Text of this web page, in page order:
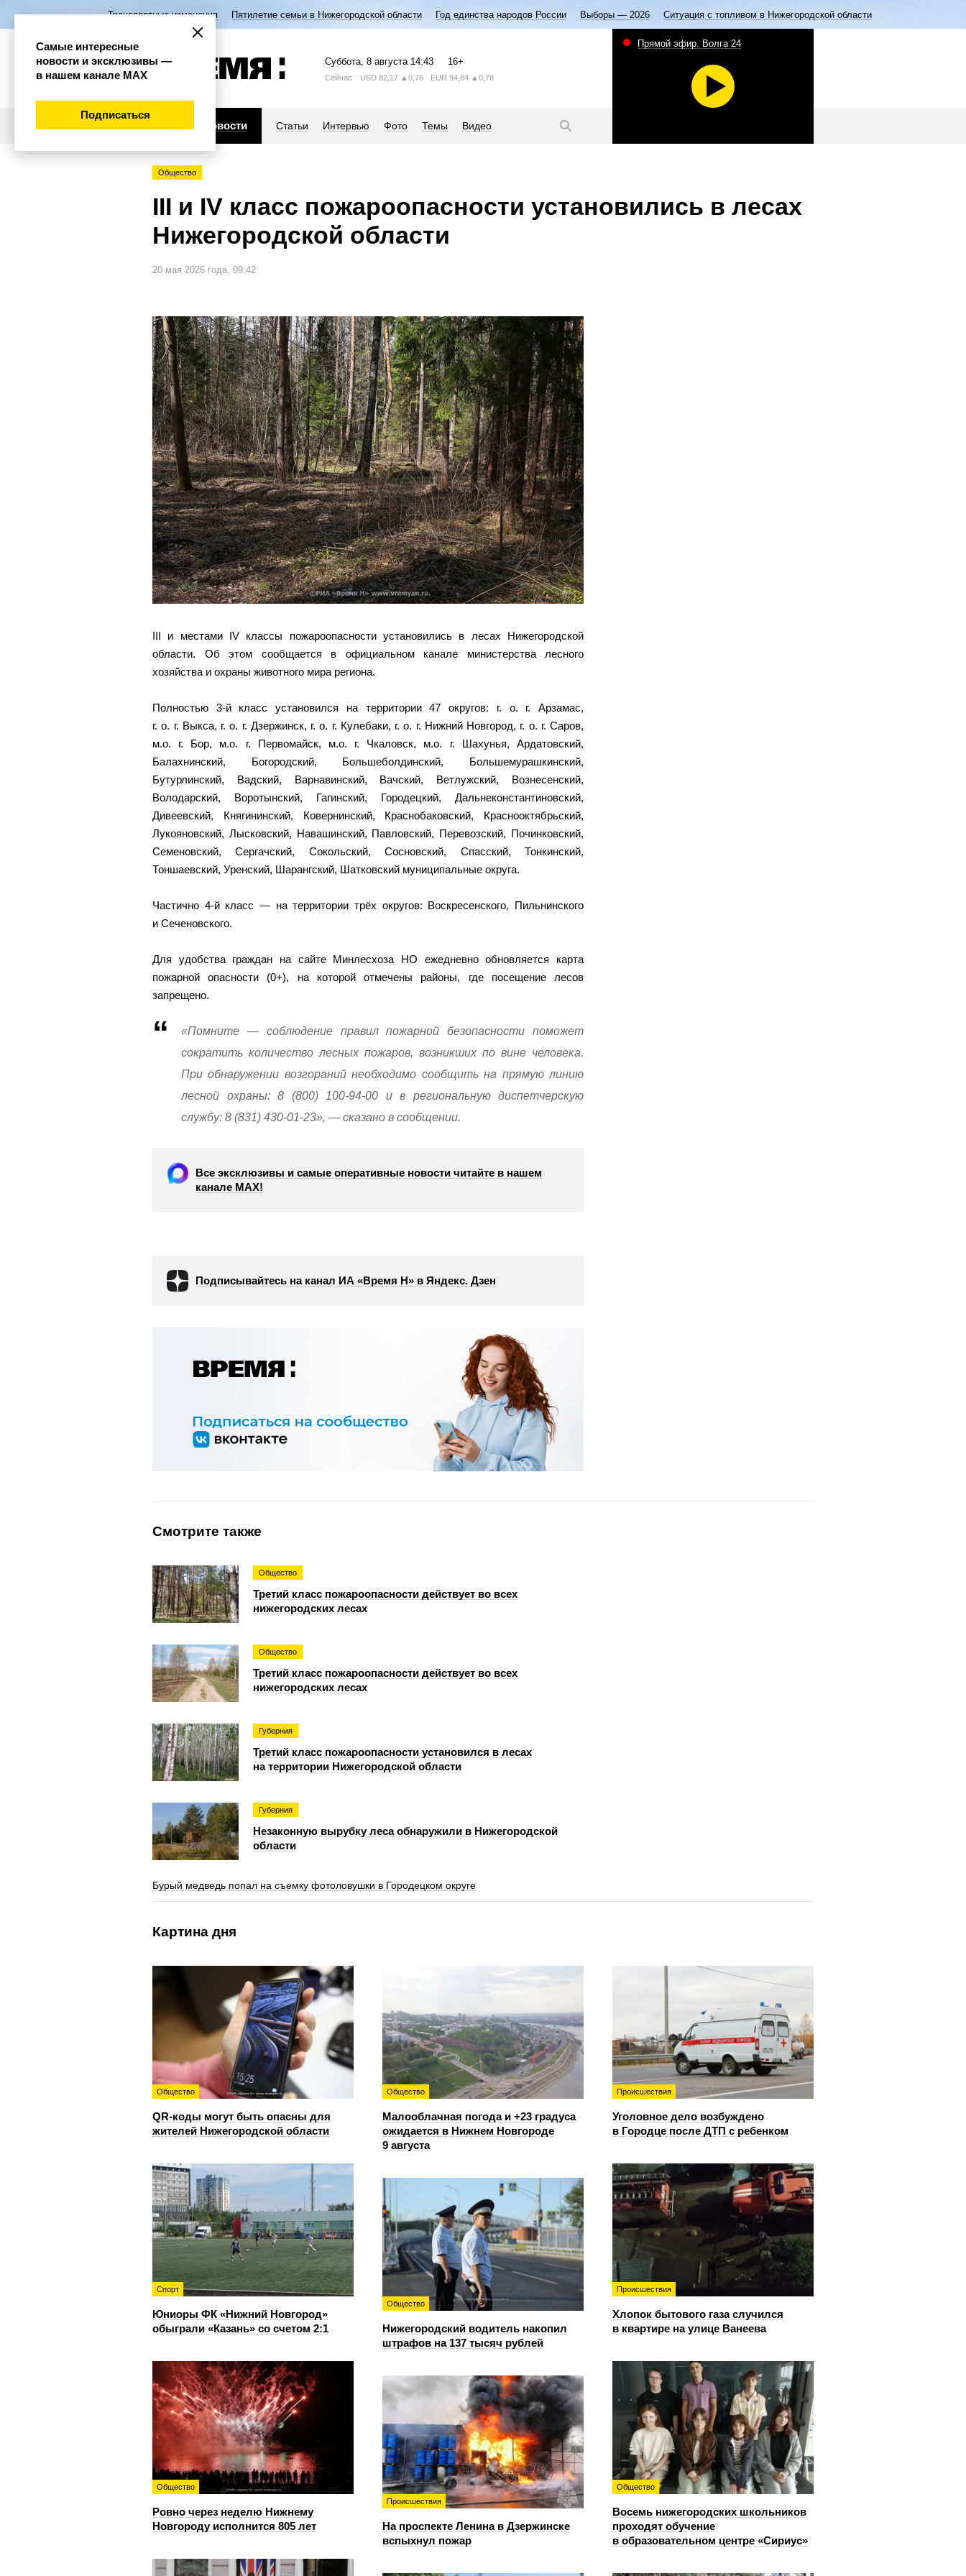
Транспортные изменения Пятилетие семьи в Нижегородской области Год единства народов России Выборы — 2026 Ситуация с топливом в Нижегородской области
Суббота, 8 августа 14:43 16+
Сейчас USD 82,17 ▲0,76 EUR 94,84 ▲0,78
Новости Статьи Интервью Фото Темы Видео
Прямой эфир. Волга 24
Общество
III и IV класс пожароопасности установились в лесах
Нижегородской области
20 мая 2026 года, 09:42
III и местами IV классы пожароопасности установились в лесах Нижегородской
области. Об этом сообщается в официальном канале министерства лесного
хозяйства и охраны животного мира региона.
Полностью 3-й класс установился на территории 47 округов: г. о. г. Арзамас,
г. о. г. Выкса, г. о. г. Дзержинск, г. о. г. Кулебаки, г. о. г. Нижний Новгород, г. о. г. Саров,
м.о. г. Бор, м.о. г. Первомайск, м.о. г. Чкаловск, м.о. г. Шахунья, Ардатовский,
Балахнинский, Богородский, Большеболдинский, Большемурашкинский,
Бутурлинский, Вадский, Варнавинский, Вачский, Ветлужский, Вознесенский,
Володарский, Воротынский, Гагинский, Городецкий, Дальнеконстантиновский,
Дивеевский, Княгининский, Ковернинский, Краснобаковский, Краснооктябрьский,
Лукояновский, Лысковский, Навашинский, Павловский, Перевозский, Починковский,
Семеновский, Сергачский, Сокольский, Сосновский, Спасский, Тонкинский,
Тоншаевский, Уренский, Шарангский, Шатковский муниципальные округа.
Частично 4-й класс — на территории трёх округов: Воскресенского, Пильнинского
и Сеченовского.
Для удобства граждан на сайте Минлесхоза НО ежедневно обновляется карта
пожарной опасности (0+), на которой отмечены районы, где посещение лесов
запрещено.
«Помните — соблюдение правил пожарной безопасности поможет
сократить количество лесных пожаров, возникших по вине человека.
При обнаружении возгораний необходимо сообщить на прямую линию
лесной охраны: 8 (800) 100-94-00 и в региональную диспетчерскую
службу: 8 (831) 430-01-23», — сказано в сообщении.
Все эксклюзивы и самые оперативные новости читайте в нашем
канале МАХ!
Подписывайтесь на канал ИА «Время Н» в Яндекс. Дзен
Смотрите также
Общество
Третий класс пожароопасности действует во всех
нижегородских лесах
Общество
Третий класс пожароопасности действует во всех
нижегородских лесах
Губерния
Третий класс пожароопасности установился в лесах
на территории Нижегородской области
Губерния
Незаконную вырубку леса обнаружили в Нижегородской
области
Бурый медведь попал на съемку фотоловушки в Городецком округе
Картина дня
Общество
QR-коды могут быть опасны для
жителей Нижегородской области
Общество
Малооблачная погода и +23 градуса
ожидается в Нижнем Новгороде
9 августа
Происшествия
Уголовное дело возбуждено
в Городце после ДТП с ребенком
Спорт
Юниоры ФК «Нижний Новгород»
обыграли «Казань» со счетом 2:1
Происшествия
Хлопок бытового газа случился
в квартире на улице Ванеева
Общество
Нижегородский водитель накопил
штрафов на 137 тысяч рублей
Общество
Ровно через неделю Нижнему
Новгороду исполнится 805 лет
Общество
Восемь нижегородских школьников
проходят обучение
в образовательном центре «Сириус»
Происшествия
На проспекте Ленина в Дзержинске
вспыхнул пожар
Самые интересные
новости и эксклюзивы —
в нашем канале МАХ
Подписаться